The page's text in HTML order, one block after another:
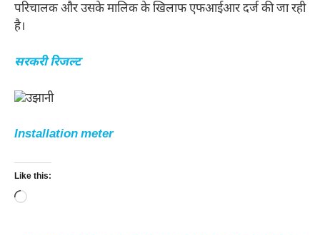
परिचालक और उसके मालिक के खिलाफ एफआईआर दर्ज की जा रही
है।
सरकरी रिजल्ट
Installation meter
Like this:
Loading…